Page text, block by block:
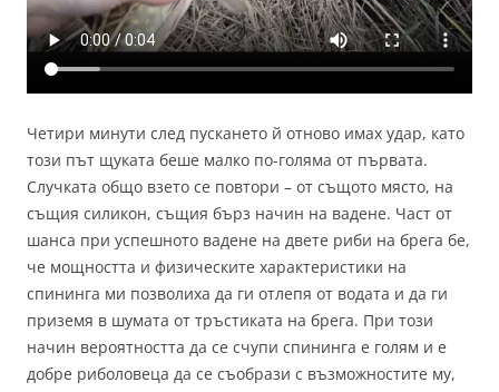
Четири минути след пускането й отново имах удар, като
този път щуката беше малко по-голяма от първата.
Случката общо взето се повтори – от същото място, на
същия силикон, същия бърз начин на вадене. Част от
шанса при успешното вадене на двете риби на брега бе,
че мощността и физическите характеристики на
спининга ми позволиха да ги отлепя от водата и да ги
приземя в шумата от тръстиката на брега. При този
начин вероятността да се счупи спининга е голям и е
добре риболовеца да се съобрази с възможностите му,